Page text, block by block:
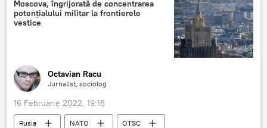
Moscova, îngrijorată de concentrarea
potențialului militar la frontierele
vestice
Octavian Racu
Jurnalist, sociolog
16 Februarie 2022, 19:16
Rusia NATO OTSC